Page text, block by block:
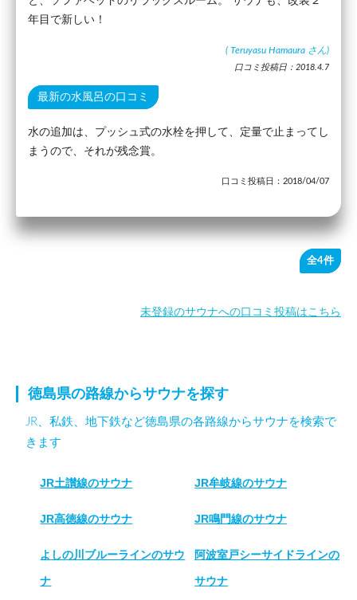
年目で新しい！
( Teruyasu Hamaura さん)
口コミ投稿日：2018.4.7
最新の水風呂の口コミ
水の追加は、プッシュ式の水栓を押して、定量で止まってし
まうので、それが残念賞。
口コミ投稿日：2018/04/07
全4件
未登録のサウナへの口コミ投稿はこちら
徳島県の路線からサウナを探す
JR、私鉄、地下鉄など徳島県の各路線からサウナを検索で
きます
JR土讃線のサウナ JR牟岐線のサウナ
JR高徳線のサウナ JR鳴門線のサウナ
よしの川ブルーラインのサウ
ナ
阿波室戸シーサイドラインの
サウナ